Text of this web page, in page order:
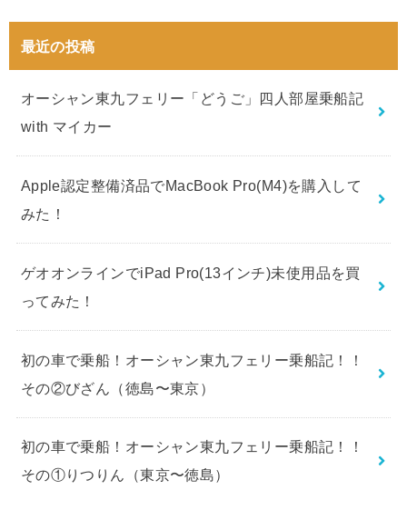
最近の投稿
オーシャン東九フェリー「どうご」四人部屋乗船記
with マイカー
Apple認定整備済品でMacBook Pro(M4)を購入して
みた！
ゲオオンラインでiPad Pro(13インチ)未使用品を買
ってみた！
初の車で乗船！オーシャン東九フェリー乗船記！！
その②びざん（徳島〜東京）
初の車で乗船！オーシャン東九フェリー乗船記！！
その①りつりん（東京〜徳島）